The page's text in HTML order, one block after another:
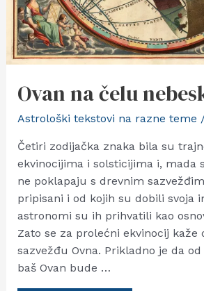
Ovan na čelu
Astrološki tekstovi na razne teme
Četiri zodijačka znaka bila su
ekvinocijima i solsticijima i, mada
ne poklapaju s drevnim
pripisani i od kojih su dobili svoja
astronomi su ih prihvatili kao
Zato se za prolećni ekvinocij kaže
sazvežđu Ovna. Prikladno je da
baš Ovan bude …